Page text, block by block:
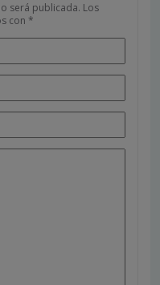
será publicada. Los
con *